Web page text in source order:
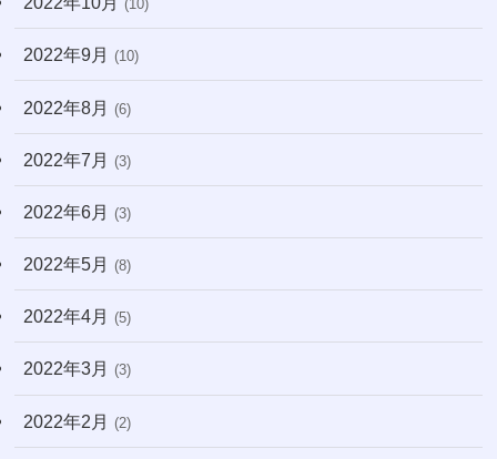
(10)
2022年9月 (10)
2022年8月 (6)
2022年7月 (3)
2022年6月 (3)
2022年5月 (8)
2022年4月 (5)
2022年3月 (3)
2022年2月 (2)